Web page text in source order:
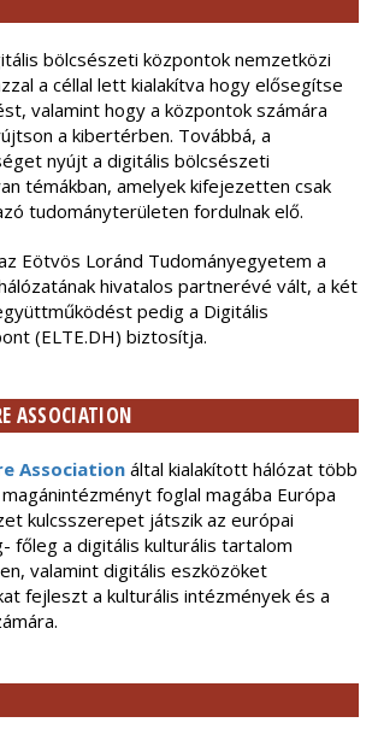
bölcsészeti központok nemzetközi
a céllal lett kialakítva hogy elősegítse
valamint hogy a központok számára
a kibertérben. Továbbá, a
nyújt a digitális bölcsészeti
témákban, amelyek kifejezetten csak
tudományterületen fordulnak elő.
Eötvös Loránd Tudományegyetem a
hivatalos partnerévé vált, a két
pedig a Digitális
(ELTE.DH) biztosítja.
ASSOCIATION
Association által kialakított hálózat több
foglal magába Európa
kulcsszerepet játszik az európai
főleg a digitális kulturális tartalom
valamint digitális eszközöket
fejleszt a kulturális intézmények és a